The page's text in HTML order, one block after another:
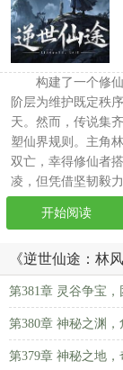
构建了一个修
阶层为维护既定秩
天。然而，传说集
塑仙界规则。主角
双亡，幸得修仙者
凌，但凭借坚韧毅
开始阅读
《逆世仙途：林
第381章 灵谷争宝
第380章 神秘之渊
第379章 神秘之地